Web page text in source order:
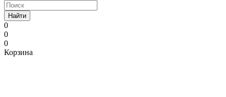
Найти
0
0
0
Корзина